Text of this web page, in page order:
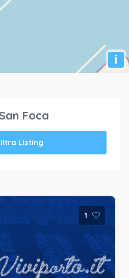
i
San Foca
Listing
1